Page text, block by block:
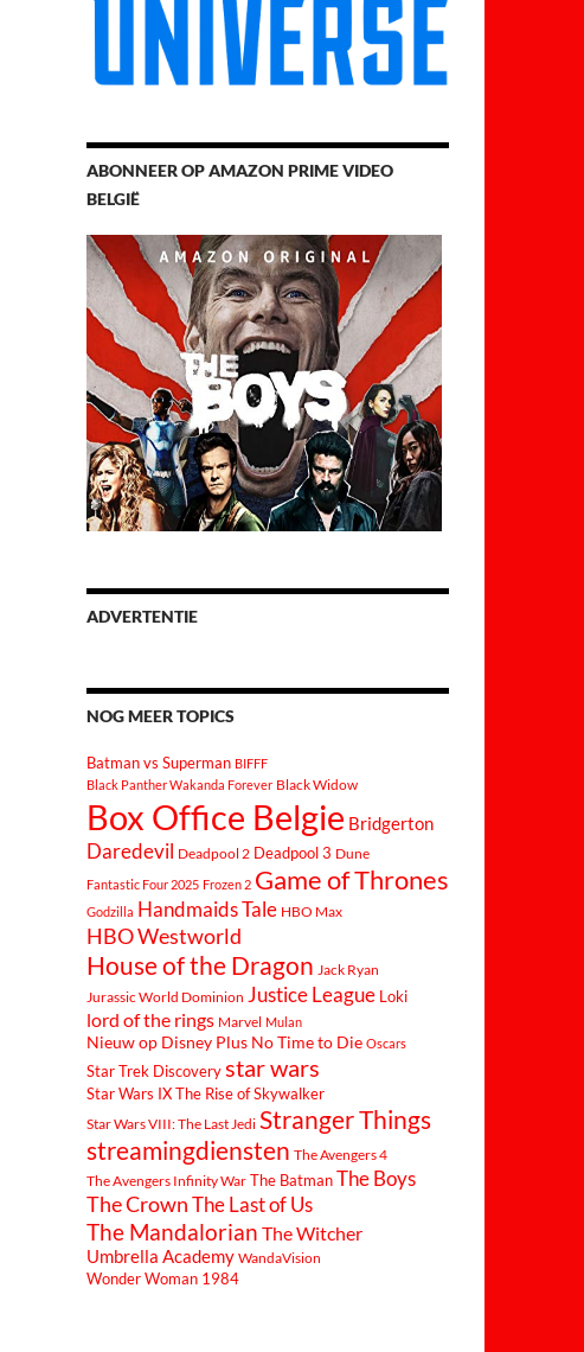
ABONNEER OP AMAZON PRIME VIDEO
BELGIË
ADVERTENTIE
NOG MEER TOPICS
Batman vs Superman BIFFF
Black Panther Wakanda Forever Black Widow
Box Office Belgie Bridgerton
Daredevil Deadpool 2 Deadpool 3 Dune
Fantastic Four 2025 Frozen 2 Game of Thrones
Godzilla Handmaids Tale HBO Max
HBO Westworld
House of the Dragon Jack Ryan
Jurassic World Dominion Justice League Loki
lord of the rings Marvel Mulan
Nieuw op Disney Plus No Time to Die Oscars
Star Trek Discovery star wars
Star Wars IX The Rise of Skywalker
Star Wars VIII: The Last Jedi Stranger Things
streamingdiensten The Avengers 4
The Avengers Infinity War The BatmanThe Boys
The CrownThe Last of Us
The Mandalorian The Witcher
Umbrella Academy WandaVision
Wonder Woman 1984